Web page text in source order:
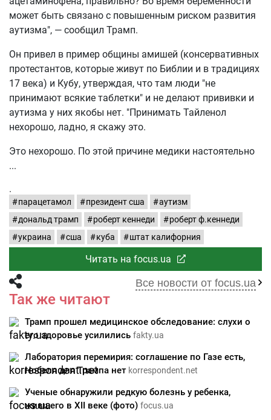
может быть связано с повышенным риском развития
аутизма", — сообщил Трамп.
Он привел в пример общины амишей (консервативных
протестантов, которые живут по Библии и в традициях
17 века) и Кубу, утверждая, что там люди "не
принимают всякие таблетки" и не делают прививки и
аутизма у них якобы нет. "Принимать Тайленол
нехорошо, ладно, я скажу это.
Это нехорошо. По этой причине медики настоятельно
.
парацетамол президент сша
аутизм
дональд трамп
роберт кеннеди
роберт ф.кеннеди
украина
сша куба штат калифорния
Читать на focus.ua
Все новости от focus.ua
Так же читают
Трамп прошел медицинское обследование: слухи о
его здоровье усилились fakty.ua
Лаборатория перемирия: соглашение по Газе есть,
Нобеля для Трампа нет korrespondent.net
Ученые обнаружили редкую болезнь у ребенка,
жившего в XII веке (фото) focus.ua